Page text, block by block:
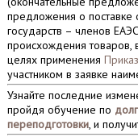
предложения о поставке
государств – членов
происхождения товаров,
целях применения
участником в заявке
Узнайте последние
пройдя обучение по
переподготовки, и